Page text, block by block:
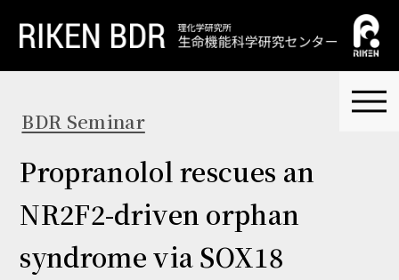
BDR Seminar
Propranolol rescues an
NR2F2-driven orphan
syndrome via SOX18